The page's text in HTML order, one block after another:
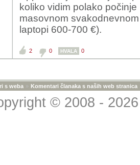
koliko vidim polako
masovnom
laptopi 600-700 €).
2 0 HVALA 0
s weba » Komentari članaka s naših web stranica
© 2008 -